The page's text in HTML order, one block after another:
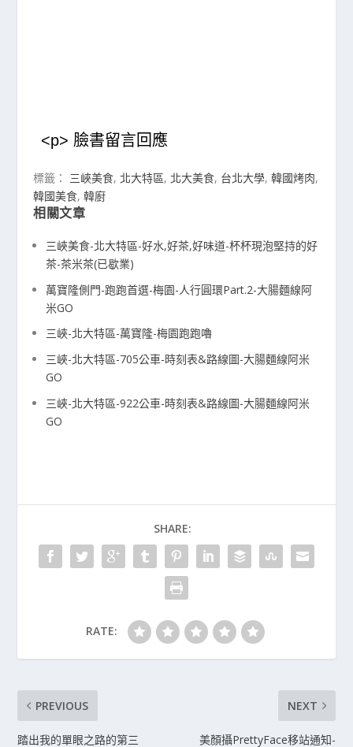
<p> 臉書留言回應
標籤： 三峽美食, 北大特區, 北大美食, 台北大學,韓國烤肉,
韓國美食,韓廚
相關文章
三峽美食-北大特區-好水,好茶,好味道-杯杯現泡堅持的好
茶-茶米茶(已歇業)
萬寶隆側門-跑跑首選-梅園-人行圓環Part.2-大腸麵線阿
米GO
三峽-北大特區-萬寶隆-梅園跑跑嚕
三峽-北大特區-705公車-時刻表&路線圖-大腸麵線阿米
GO
三峽-北大特區-922公車-時刻表&路線圖-大腸麵線阿米
GO
SHARE:
RATE:
PREVIOUS
踏出我的單眼之路的第三
NEXT
美顏攝PrettyFace移站通知-